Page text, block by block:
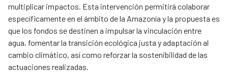
multiplicar impactos. Esta intervención permitirá colaborar
específicamente en el ámbito de la Amazonía y la propuesta es
que los fondos se destinen a impulsar la vinculación entre
agua, fomentar la transición ecológica justa y adaptación al
cambio climático, así como reforzar la sostenibilidad de las
actuaciones realizadas.